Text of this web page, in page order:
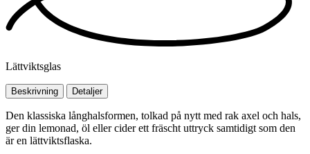
Lättviktsglas
Beskrivning Detaljer
Den klassiska långhalsformen, tolkad på nytt med rak axel och hals,
ger din lemonad, öl eller cider ett fräscht uttryck samtidigt som den
är en lättviktsflaska.